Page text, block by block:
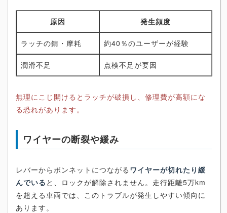
原因 発生頻度
ラッチの錆・摩耗 約40％のユーザーが経験
潤滑不足 点検不足が要因
無理にこじ開けるとラッチが破損し、修理費が高額にな
る恐れがあります。
ワイヤーの断裂や緩み
レバーからボンネットにつながる ワイヤーが切れたり緩
んでいる と、ロックが解除されません。走行距離5万km
を超える車両では、このトラブルが発生しやすい傾向に
あります。